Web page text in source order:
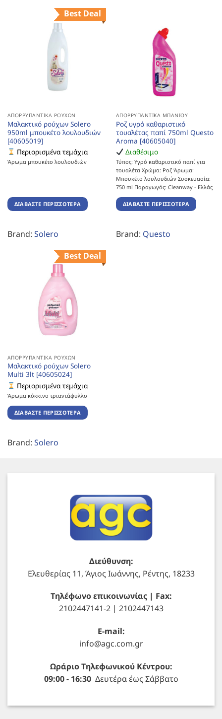
Best Deal
ΑΠΟΡΡΥΠΑΝΤΙΚΆ ΡΟΎΧΩΝ
Μαλακτικό ρούχων Solero
950ml μπουκέτο λουλουδιών
[40605019]
Περιορισμένα τεμάχια
Άρωμα μπουκέτο λουλουδιών
ΔΙΑΒΆΣΤΕ ΠΕΡΙΣΣΌΤΕΡΑ
Brand: Solero
ΑΠΟΡΡΥΠΑΝΤΙΚΆ ΜΠΆΝΙΟΥ
Ροζ υγρό καθαριστικό
τουαλέτας παπί 750ml Questo
Aroma [40605040]
Διαθέσιμο
Τύπος: Υγρό καθαριστικό παπί για
τουαλέτα Χρώμα: Ροζ Άρωμα:
Μπουκέτο λουλουδιών Συσκευασία:
750 ml Παραγωγός: Cleanway - Ελλάς
ΔΙΑΒΆΣΤΕ ΠΕΡΙΣΣΌΤΕΡΑ
Brand: Questo
Best Deal
ΑΠΟΡΡΥΠΑΝΤΙΚΆ ΡΟΎΧΩΝ
Μαλακτικό ρούχων Solero
Multi 3lt [40605024]
Περιορισμένα τεμάχια
Άρωμα κόκκινο τριαντάφυλλο
ΔΙΑΒΆΣΤΕ ΠΕΡΙΣΣΌΤΕΡΑ
Brand: Solero
Διεύθυνση:
Ελευθερίας 11, Άγιος Ιωάννης, Ρέντης, 18233
Τηλέφωνο επικοινωνίας | Fax:
2102447141-2 | 2102447143
E-mail:
info@agc.com.gr
Ωράριο Τηλεφωνικού Κέντρου:
09:00 - 16:30Δευτέρα έως Σάββατο